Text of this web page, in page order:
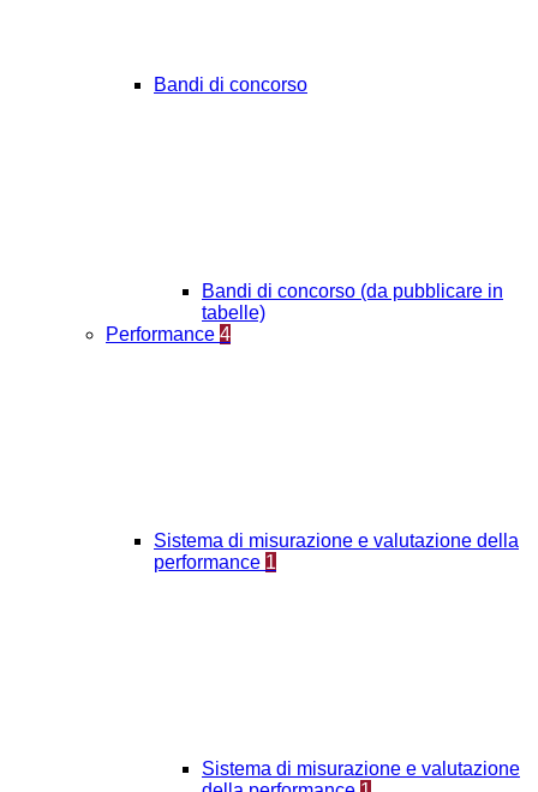
Bandi di concorso
Bandi di concorso (da pubblicare in
tabelle)
Performance 4
Sistema di misurazione e valutazione della
performance 1
Sistema di misurazione e valutazione